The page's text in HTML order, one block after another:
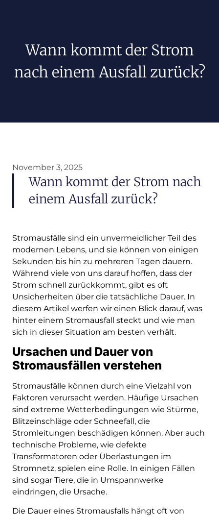
Wann kommt der Strom
nach einem Ausfall zurück?
November 3, 2025
Wann kommt der Strom nach
einem Ausfall zurück?
Stromausfälle sind ein unvermeidlicher Teil des
modernen Lebens, und sie können von einigen
Sekunden bis hin zu mehreren Tagen dauern.
Während viele von uns darauf hoffen, dass der
Strom schnell zurückkommt, gibt es oft
Unsicherheiten über die tatsächliche Dauer. In
diesem Artikel werfen wir einen Blick darauf, was
hinter einem Stromausfall steckt und wie man
sich in dieser Situation am besten verhält.
Ursachen und Dauer von
Stromausfällen verstehen
Stromausfälle können durch eine Vielzahl von
Faktoren verursacht werden. Häufige Ursachen
sind extreme Wetterbedingungen wie Stürme,
Blitzeinschläge oder Schneefall, die
Stromleitungen beschädigen können. Aber auch
technische Probleme, wie defekte
Transformatoren oder Überlastungen im
Stromnetz, spielen eine Rolle. In einigen Fällen
sind sogar Tiere, die in Umspannwerke
eindringen, die Ursache.
Die Dauer eines Stromausfalls hängt oft von